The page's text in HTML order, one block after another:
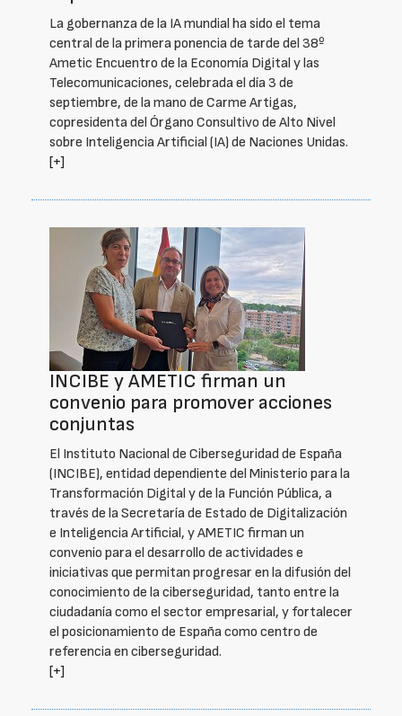
La gobernanza de la IA mundial ha sido el tema
central de la primera ponencia de tarde del 38º
Ametic Encuentro de la Economía Digital y las
Telecomunicaciones, celebrada el día 3 de
septiembre, de la mano de Carme Artigas,
copresidenta del Órgano Consultivo de Alto Nivel
sobre Inteligencia Artificial (IA) de Naciones Unidas.
[+]
INCIBE y AMETIC firman un
convenio para promover acciones
conjuntas
El Instituto Nacional de Ciberseguridad de España
(INCIBE), entidad dependiente del Ministerio para la
Transformación Digital y de la Función Pública, a
través de la Secretaría de Estado de Digitalización
e Inteligencia Artificial, y AMETIC firman un
convenio para el desarrollo de actividades e
iniciativas que permitan progresar en la difusión del
conocimiento de la ciberseguridad, tanto entre la
ciudadanía como el sector empresarial, y fortalecer
el posicionamiento de España como centro de
referencia en ciberseguridad.
[+]